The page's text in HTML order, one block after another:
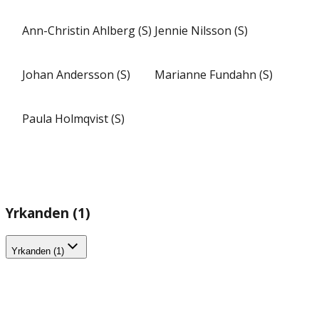
Ann-Christin Ahlberg (S) Jennie Nilsson (S)
Johan Andersson (S) Marianne Fundahn (S)
Paula Holmqvist (S)
Yrkanden (1)
Yrkanden (1)